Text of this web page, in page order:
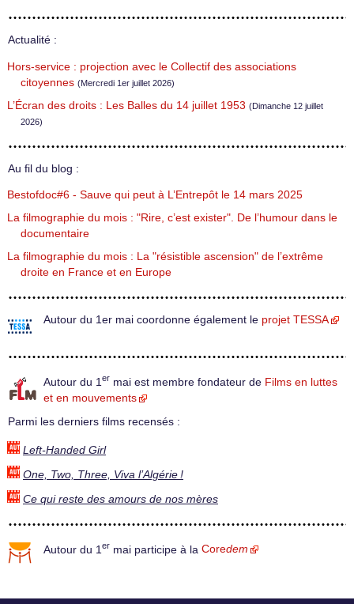
Actualité :
Hors-service : projection avec le Collectif des associations
citoyennes (Mercredi 1er juillet 2026)
L’Écran des droits : Les Balles du 14 juillet 1953 (Dimanche 12 juillet
2026)
Au fil du blog :
Bestofdoc#6 - Sauve qui peut à L’Entrepôt le 14 mars 2025
La filmographie du mois : "Rire, c’est exister". De l’humour dans le
documentaire
La filmographie du mois : La "résistible ascension" de l’extrême
droite en France et en Europe
Autour du 1er mai coordonne également le projet TESSA
Autour du 1 er mai est membre fondateur de Films en luttes
et en mouvements
Parmi les derniers films recensés :
Left-Handed Girl
One, Two, Three, Viva l’Algérie !
Ce qui reste des amours de nos mères
Autour du 1 er mai participe à la Coredem